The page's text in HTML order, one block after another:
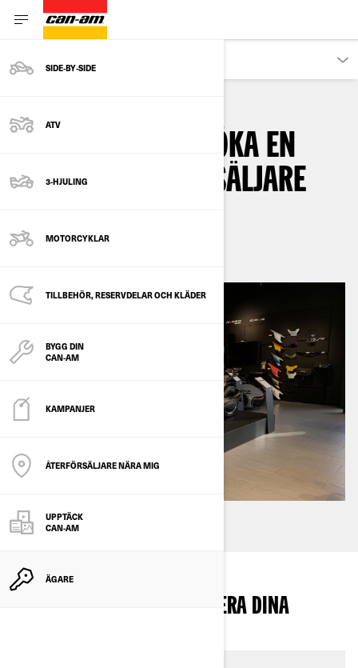
SIDE‑BY‑SIDE
ATV
3-HJULING
MOTORCYKLAR
TILLBEHÖR, RESERVDELAR OCH KLÄDER
BYGG DIN
CAN-AM
KAMPANJER
ÅTERFÖRSÄLJARE NÄRA MIG
UPPTÄCK
CAN-AM
ÄGARE
SEX SKÄL ATT BESÖKA EN
CAN-AM-ÅTERFÖRSÄLJARE
maj 2023
ÄR DU REDO ATT UPPGRADERA DINA